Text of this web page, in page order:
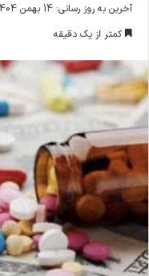
ا
ل
ا
ی
م
ی
ل
آخرین به روز رسانی: 14 بهمن 1404 - 3:26 ب.ظ
کمتر از یک دقیقه